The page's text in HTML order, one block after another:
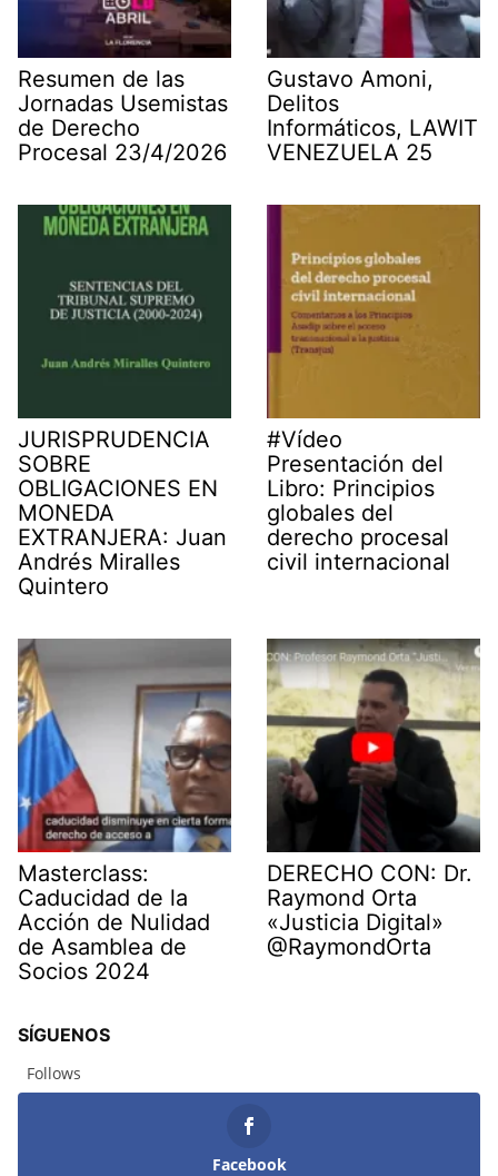
Resumen de las
Jornadas Usemistas
de Derecho
Procesal 23/4/2026
Gustavo Amoni,
Delitos
Informáticos, LAWIT
VENEZUELA 25
JURISPRUDENCIA
SOBRE
OBLIGACIONES EN
MONEDA
EXTRANJERA: Juan
Andrés Miralles
Quintero
#Vídeo
Presentación del
Libro: Principios
globales del
derecho procesal
civil internacional
Masterclass:
Caducidad de la
Acción de Nulidad
de Asamblea de
Socios 2024
DERECHO CON: Dr.
Raymond Orta
«Justicia Digital»
@RaymondOrta
SÍGUENOS
Follows
Facebook